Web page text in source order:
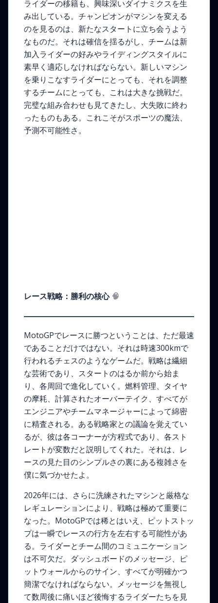
ライダーの移籍も、興味深いダイナミクスを生
み出している。チャンピオンがマシンを変える
のを見るのは、新たなスタートに立ち会うよう
なものだ。それは確信を揺るがし、チームは新
加入ライダーの好みやライディングスタイルに
素早く適応しなければならない。新しいマシン
を乗りこなすライダーにとっても、それを調整
するチームにとっても、これは大きな挑戦だ。
完璧な組み合わせも見てきたし、大失敗に終わ
ったものもある。これこそがスポーツの魔法、
予測不可能性さ。
レース戦略：勝利の核心 🧠
MotoGPでレースに勝つということは、ただ最速
であることだけではない。それは時速300kmで
行われるチェスのようなゲームだ。戦略は繊細
な芸術であり、スタートのはるか前から始ま
り、各周回で進化していく。燃料管理、タイヤ
の摩耗、計算されたオーバーテイク、すべてが
エンジニアやチームマネージャーによって綿密
に精査される。ある戦略家との議論を覚えてい
るが、彼は各コーナーが方程式であり、各スト
レートが変数だと説明してくれた。それは、レ
ースの見た目のシンプルさの裏にある複雑さを
僕に気づかせたよ。
2026年には、さらに洗練されたマシンと厳格な
レギュレーションにより、戦略は極めて重要に
なった。MotoGPでは稀とはいえ、ピットストッ
プは一瞬でレースの行方を左右する可能性があ
る。ライダーとチーム間のコミュニケーション
は不可欠だ。ダッシュボードのメッセージ、ピ
ットウォールからのサイン、すべてが明確かつ
簡潔でなければならない。メッセージを無視し
て数周後に痛いほど後悔するライダーたちを見